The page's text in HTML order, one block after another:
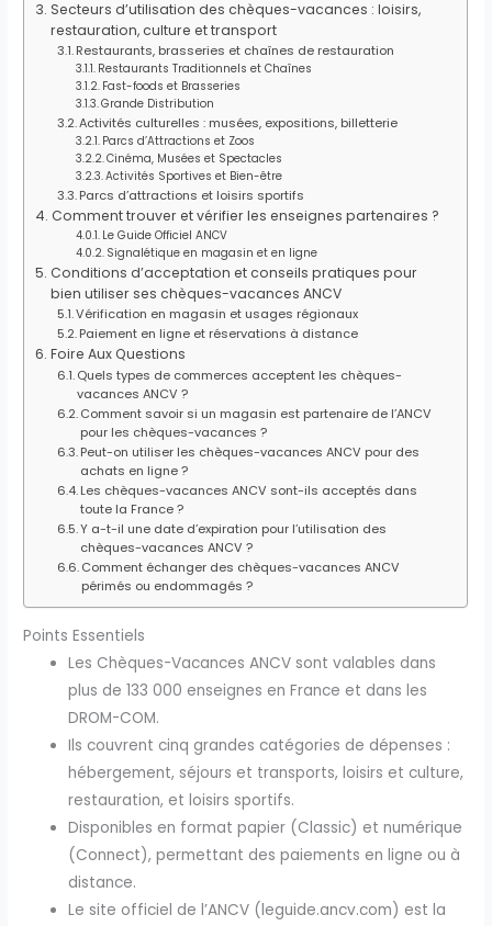
Secteurs d’utilisation des chèques-vacances : loisirs,
restauration, culture et transport
Restaurants, brasseries et chaînes de restauration
Restaurants Traditionnels et Chaînes
Fast-foods et Brasseries
Grande Distribution
Activités culturelles : musées, expositions, billetterie
Parcs d’Attractions et Zoos
Cinéma, Musées et Spectacles
Activités Sportives et Bien-être
Parcs d’attractions et loisirs sportifs
Comment trouver et vérifier les enseignes partenaires ?
Le Guide Officiel ANCV
Signalétique en magasin et en ligne
Conditions d’acceptation et conseils pratiques pour
bien utiliser ses chèques-vacances ANCV
Vérification en magasin et usages régionaux
Paiement en ligne et réservations à distance
Foire Aux Questions
Quels types de commerces acceptent les chèques-
vacances ANCV ?
Comment savoir si un magasin est partenaire de l’ANCV
pour les chèques-vacances ?
Peut-on utiliser les chèques-vacances ANCV pour des
achats en ligne ?
Les chèques-vacances ANCV sont-ils acceptés dans
toute la France ?
Y a-t-il une date d’expiration pour l’utilisation des
chèques-vacances ANCV ?
Comment échanger des chèques-vacances ANCV
périmés ou endommagés ?
Points Essentiels
Les Chèques-Vacances ANCV sont valables dans
plus de 133 000 enseignes en France et dans les
DROM-COM.
Ils couvrent cinq grandes catégories de dépenses :
hébergement, séjours et transports, loisirs et culture,
restauration, et loisirs sportifs.
Disponibles en format papier (Classic) et numérique
(Connect), permettant des paiements en ligne ou à
distance.
Le site officiel de l’ANCV (leguide.ancv.com) est la